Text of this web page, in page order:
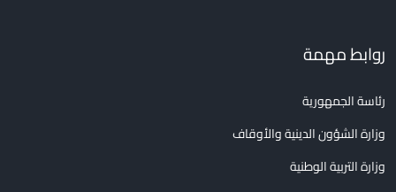
روابط مهمة
رئاسة الجمهورية
وزارة الشؤون الدينية والأوقاف
وزارة التربية الوطنية